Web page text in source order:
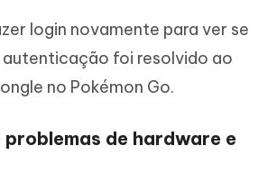
login novamente para ver se
autenticação foi resolvido ao
no Pokémon Go.
de hardware e